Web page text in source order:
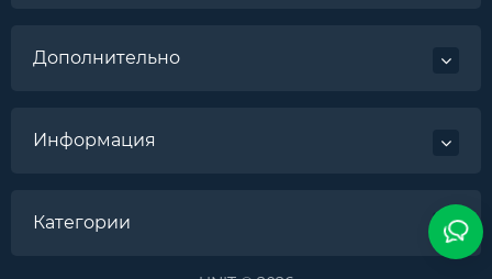
Дополнительно
Информация
Категории